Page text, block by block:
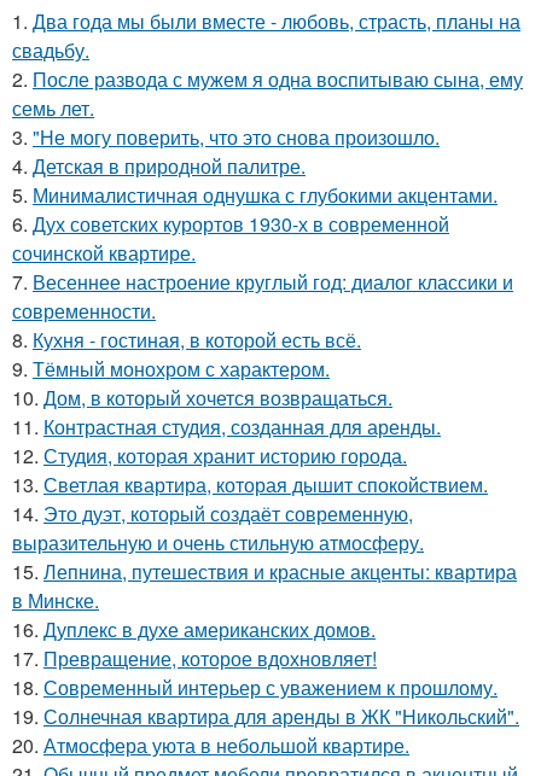
1. Два года мы были вместе - любовь, страсть, планы на
свадьбу.
2. После развода с мужем я одна воспитываю сына, ему
семь лет.
3. "Не могу поверить, что это снова произошло.
4. Детская в природной палитре.
5. Минималистичная однушка с глубокими акцентами.
6. Дух советских курортов 1930-х в современной
сочинской квартире.
7. Весеннее настроение круглый год: диалог классики и
современности.
8. Кухня - гостиная, в которой есть всё.
9. Тёмный монохром с характером.
10. Дом, в который хочется возвращаться.
11. Контрастная студия, созданная для аренды.
12. Студия, которая хранит историю города.
13. Светлая квартира, которая дышит спокойствием.
14. Это дуэт, который создаёт современную,
выразительную и очень стильную атмосферу.
15. Лепнина, путешествия и красные акценты: квартира
в Минске.
16. Дуплекс в духе американских домов.
17. Превращение, которое вдохновляет!
18. Современный интерьер с уважением к прошлому.
19. Солнечная квартира для аренды в ЖК "Никольский".
20. Атмосфера уюта в небольшой квартире.